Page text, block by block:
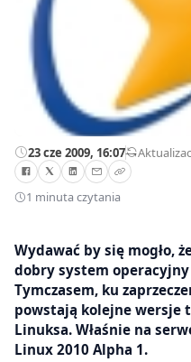
23 cze 2009, 16:07—
1 minuta czytania
Wydawać by się mogło,
dobry system
Tymczasem, ku
powstają kolejne wersje
Linuksa. Właśnie na
Linux 2010 Alpha 1.